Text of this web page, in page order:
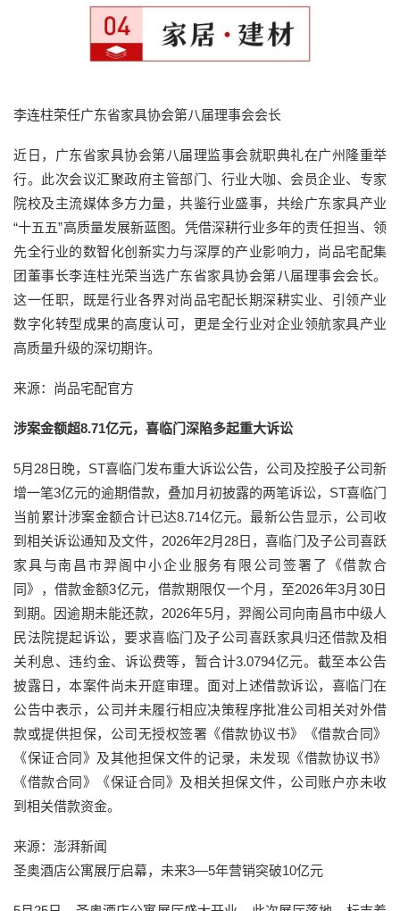
李连柱荣任广东省家具协会第八届理事会会长
近日，广东省家具协会第八届理监事会就职典礼在广州隆重举
行。此次会议汇聚政府主管部门、行业大咖、会员企业、专家
院校及主流媒体多方力量，共鉴行业盛事，共绘广东家具产业
“十五五”高质量发展新蓝图。凭借深耕行业多年的责任担当、领
先全行业的数智化创新实力与深厚的产业影响力，尚品宅配集
团董事长李连柱光荣当选广东省家具协会第八届理事会会长。
这一任职，既是行业各界对尚品宅配长期深耕实业、引领产业
数字化转型成果的高度认可，更是全行业对企业领航家具产业
高质量升级的深切期许。
来源：尚品宅配官方
涉案金额超8.71亿元，喜临门深陷多起重大诉讼
5月28日晚，ST喜临门发布重大诉讼公告，公司及控股子公司新
增一笔3亿元的逾期借款，叠加月初披露的两笔诉讼，ST喜临门
当前累计涉案金额合计已达8.714亿元。最新公告显示，公司收
到相关诉讼通知及文件，2026年2月28日，喜临门及子公司喜跃
家具与南昌市羿阁中小企业服务有限公司签署了《借款合
同》，借款金额3亿元，借款期限仅一个月，至2026年3月30日
到期。因逾期未能还款，2026年5月，羿阁公司向南昌市中级人
民法院提起诉讼，要求喜临门及子公司喜跃家具归还借款及相
关利息、违约金、诉讼费等，暂合计3.0794亿元。截至本公告
披露日，本案件尚未开庭审理。面对上述借款诉讼，喜临门在
公告中表示，公司并未履行相应决策程序批准公司相关对外借
款或提供担保，公司无授权签署《借款协议书》《借款合同》
《保证合同》及其他担保文件的记录，未发现《借款协议书》
《借款合同》《保证合同》及相关担保文件，公司账户亦未收
到相关借款资金。
来源：澎湃新闻
圣奥酒店公寓展厅启幕，未来3—5年营销突破10亿元